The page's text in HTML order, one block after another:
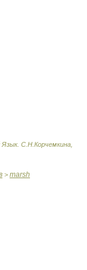
Язык. С.Н.Корчемкина,
> marsh